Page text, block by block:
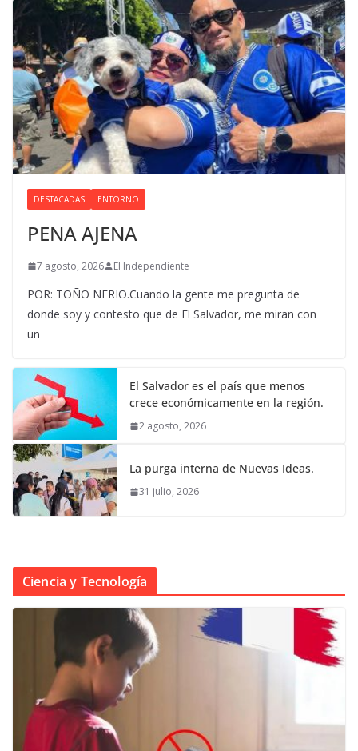
DESTACADAS ENTORNO
PENA AJENA
7 agosto, 2026 El Independiente
POR: TOÑO NERIO.Cuando la gente me pregunta de
donde soy y contesto que de El Salvador, me miran con
un
El Salvador es el país que menos
crece económicamente en la región.
2 agosto, 2026
La purga interna de Nuevas Ideas.
31 julio, 2026
Ciencia y Tecnología